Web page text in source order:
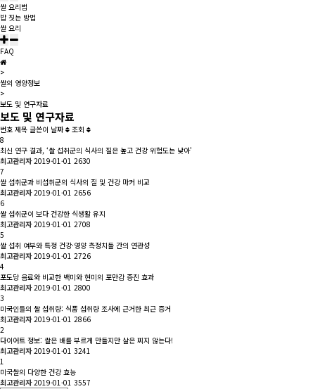
쌀 요리법
밥 짓는 방법
쌀 요리
FAQ
>
쌀의 영양정보
>
보도 및 연구자료
보도 및 연구자료
번호 제목 글쓴이 날짜
조회
8
최신 연구 결과, ‘쌀 섭취군의 식사의 질은 높고 건강 위험도는 낮아’
최고관리자 2019-01-01 2630
7
쌀 섭취군과 비섭취군의 식사의 질 및 건강 마커 비교
최고관리자 2019-01-01 2656
6
쌀 섭취군이 보다 건강한 식생활 유지
최고관리자 2019-01-01 2708
5
쌀 섭취 여부와 특정 건강·영양 측정치들 간의 연관성
최고관리자 2019-01-01 2726
4
포도당 음료와 비교한 백미와 현미의 포만감 증진 효과
최고관리자 2019-01-01 2800
3
미국인들의 쌀 섭취량: 식품 섭취량 조사에 근거한 최근 증거
최고관리자 2019-01-01 2866
2
다이어트 정보: 쌀은 배를 부르게 만들지만 살은 찌지 않는다!
최고관리자 2019-01-01 3241
1
미국쌀의 다양한 건강 효능
최고관리자 2019-01-01 3557